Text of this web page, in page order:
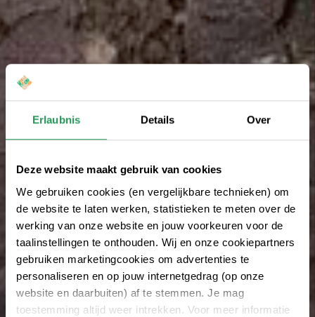
Erlaubnis Details Over
Deze website maakt gebruik van cookies
We gebruiken cookies (en vergelijkbare technieken) om
de website te laten werken, statistieken te meten over de
werking van onze website en jouw voorkeuren voor de
taalinstellingen te onthouden. Wij en onze cookiepartners
gebruiken marketingcookies om advertenties te
personaliseren en op jouw internetgedrag (op onze
website en daarbuiten) af te stemmen. Je mag
toestemming altijd weer intrekken. Voor meer informatie